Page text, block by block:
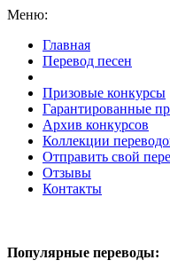
Меню:
Главная
Перевод песен
Призовые конкурсы
Гарантированные
Архив конкурсов
Коллекции
Отправить свой
Отзывы
Контакты
Популярные переводы: